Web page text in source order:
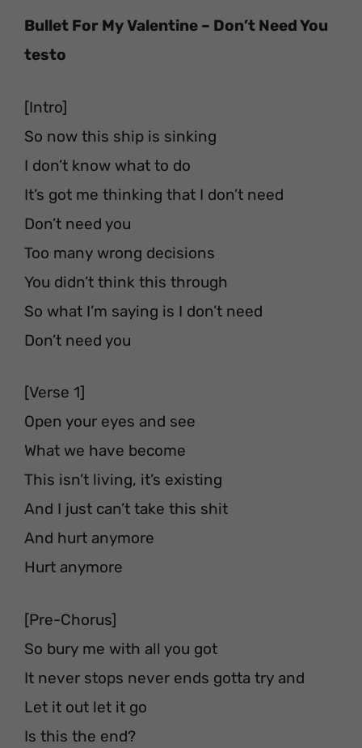
Bullet For My Valentine – Don’t Need You
testo
[Intro]
So now this ship is sinking
I don’t know what to do
It’s got me thinking that I don’t need
Don’t need you
Too many wrong decisions
You didn’t think this through
So what I’m saying is I don’t need
Don’t need you
[Verse 1]
Open your eyes and see
What we have become
This isn’t living, it’s existing
And I just can’t take this shit
And hurt anymore
Hurt anymore
[Pre-Chorus]
So bury me with all you got
It never stops never ends gotta try and
Let it out let it go
Is this the end?